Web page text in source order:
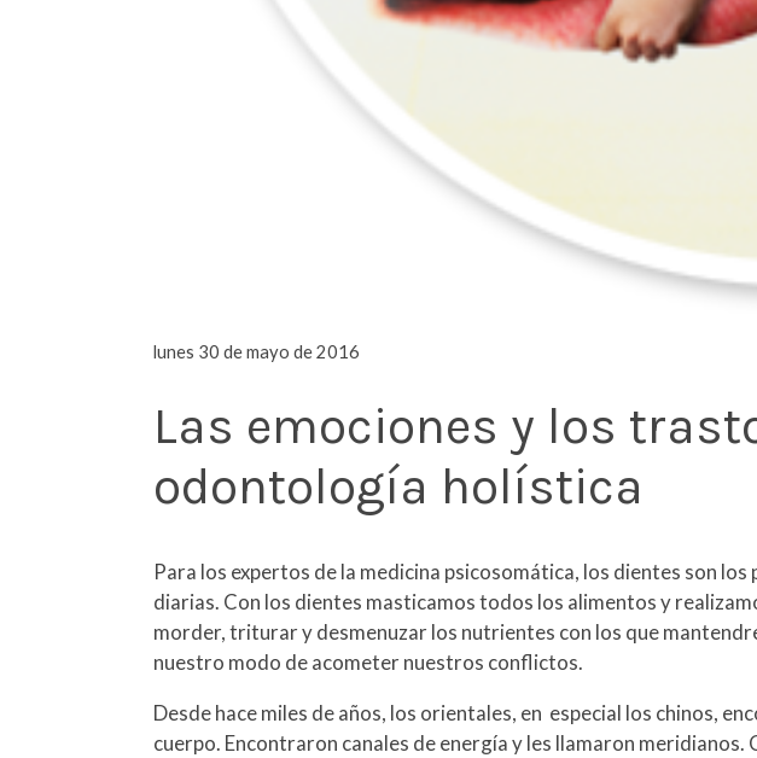
lunes 30 de mayo de 2016
Las emociones y los
odontología holística
Para los expertos de la medicina psicosomática, los dientes son
diarias. Con los dientes masticamos todos los alimentos y
morder, triturar y desmenuzar los nutrientes con los que
nuestro modo de acometer nuestros conflictos.
Desde hace miles de años, los orientales, en especial los chinos,
cuerpo. Encontraron canales de energía y les llamaron